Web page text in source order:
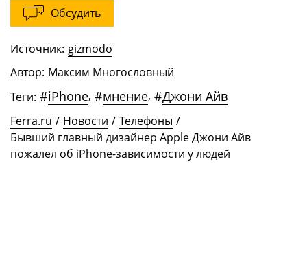
Обсудить
Источник: gizmodo
Автор: Максим Многословный
Теги: #iPhone, #мнение, #Джони Айв
Ferra.ru / Новости / Телефоны /
Бывший главный дизайнер Apple Джони Айв
пожалел об iPhone-зависимости у людей